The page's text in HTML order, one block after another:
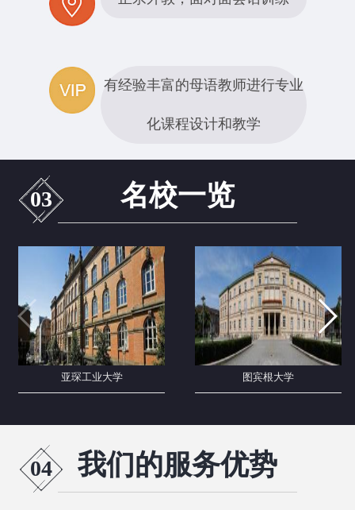
有经验丰富的母语教师进行专业
化课程设计和教学
03 名校一览
亚琛工业大学 图宾根大学
04 我们的服务优势